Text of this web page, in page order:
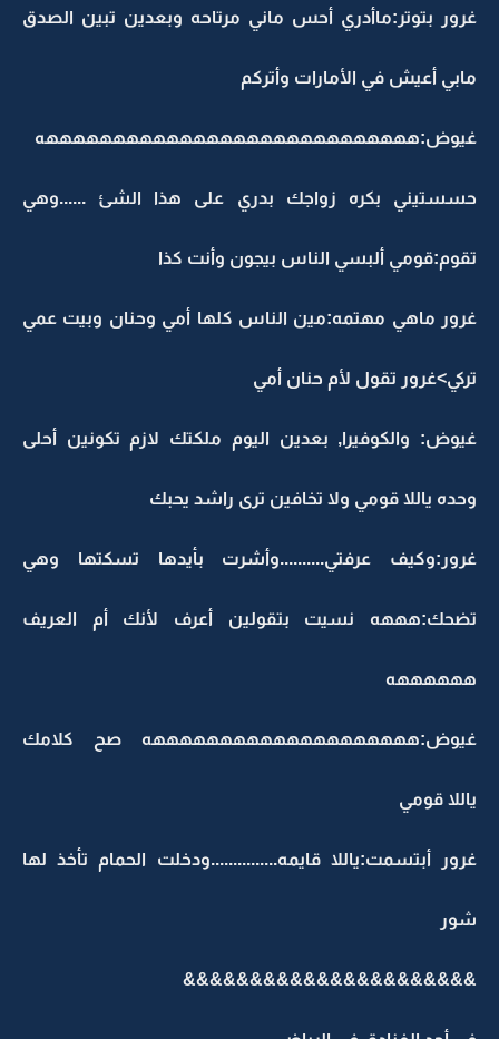
غرور بتوتر:ماأدري أحس ماني مرتاحه وبعدين تبين الصدق
مابي أعيش في الأمارات وأتركم
غيوض:ههههههههههههههههههههههههههههه
حسستيني بكره زواجك بدري على هذا الشئ ......وهي
تقوم:قومي ألبسي الناس بيجون وأنت كذا
غرور ماهي مهتمه:مين الناس كلها أمي وحنان وبيت عمي
تركي>غرور تقول لأم حنان أمي
غيوض: والكوفيرا, بعدين اليوم ملكتك لازم تكونين أحلى
وحده ياللا قومي ولا تخافين ترى راشد يحبك
غرور:وكيف عرفتي..........وأشرت بأيدها تسكتها وهي
تضحك:هههه نسيت بتقولين أعرف لأنك أم العريف
ههههههه
غيوض:ههههههههههههههههههههه صح كلامك
ياللا قومي
غرور أبتسمت:ياللا قايمه...............ودخلت الحمام تأخذ لها
شور
&&&&&&&&&&&&&&&&&&&&&&